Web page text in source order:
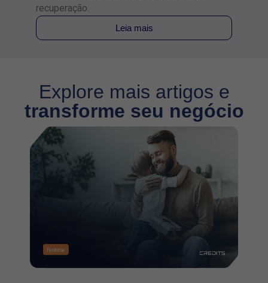
recuperação.
Leia mais
Explore mais artigos e
transforme seu negócio